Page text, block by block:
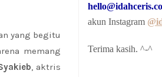
yang begitu
memang
, aktris
akun Instagram
Terima kasih. ^-^